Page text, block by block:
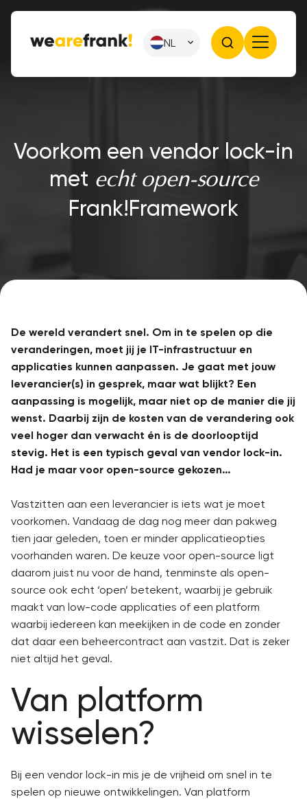
NL
Voorkom een vendor lock-in
met echt open-source
Frank!Framework
De wereld verandert snel. Om in te spelen op die
veranderingen, moet jij je IT-infrastructuur en
applicaties kunnen aanpassen. Je gaat met jouw
leverancier(s) in gesprek, maar wat blijkt? Een
aanpassing is mogelijk, maar niet op de manier die jij
wenst. Daarbij zijn de kosten van de verandering ook
veel hoger dan verwacht én is de doorlooptijd
stevig. Het is een typisch geval van vendor lock-in.
Had je maar voor open-source gekozen…
Vastzitten aan een leverancier is iets wat je moet
voorkomen. Vandaag de dag nog meer dan pakweg
tien jaar geleden, toen er minder applicatieopties
voorhanden waren. De keuze voor open-source ligt
daarom juist nu voor de hand, tenminste als open-
source ook echt ‘open’ betekent, waarbij je gebruik
maakt van low-code applicaties of een platform
waarbij iedereen kan meekijken in de code en zonder
dat daar een beheercontract aan vastzit. Dat is zeker
niet altijd het geval.
Van platform
wisselen?
Bij een vendor lock-in mis je de vrijheid om snel in te
spelen op nieuwe ontwikkelingen. Van platform